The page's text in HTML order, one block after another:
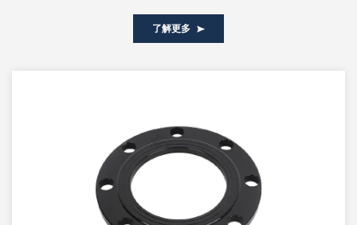
窃时清理管道内的杂物。保证管道...
了解更多